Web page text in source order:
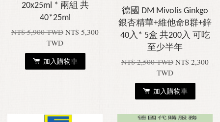
20x25ml * 兩組 共
40*25ml
NT$ 5,900 TWD NT$ 5,300
TWD
加入購物車
德國 DM Mivolis Ginkgo
銀杏精華+維他命B群+鋅
40入* 5盒 共200入 可吃
至少半年
NT$ 2,500 TWD NT$ 2,300
TWD
加入購物車